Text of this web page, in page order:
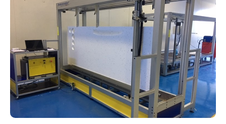
Découpe & Sculpture à Fil
chaud par Strato HWC